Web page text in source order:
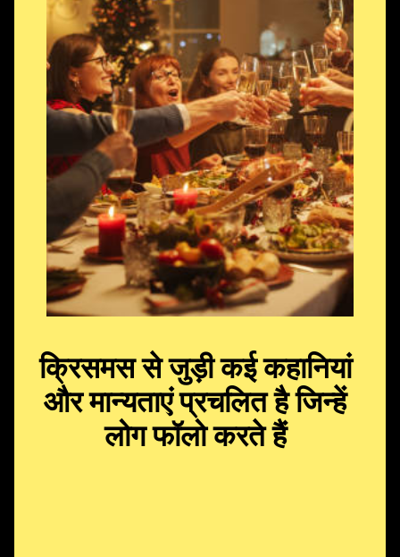
क्रिसमस से जुड़ी कई कहानियां
और मान्यताएं प्रचलित है जिन्हें
लोग फॉलो करते हैं